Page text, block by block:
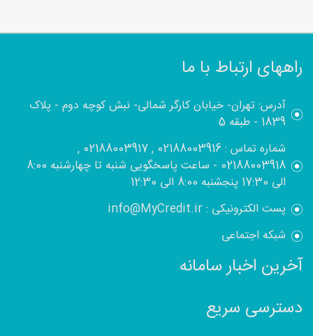
راههای ارتباط با ما
آدرس: تهران- خیابان کارگر شمالی- نبش کوچه دوم - پلاک
1839 - طبقه 5
شماره تماس : 02188003916 , 02188003917 ,
02188003918 - ساعت پاسخگویی شنبه تا چهارشنبه 8:00
الی 17:30 پنجشنبه 8:00 الی 12:30
پست الکترونیکی : info@MyCredit.ir
شبکه اجتماعی
آخرین اخبار سامانه
دسترسی سریع